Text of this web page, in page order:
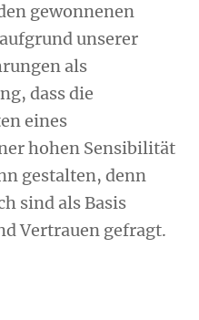
gewonnenen
unserer
als
dass die
eines
hohen Sensibilität
gestalten, denn
sind als Basis
Vertrauen gefragt.